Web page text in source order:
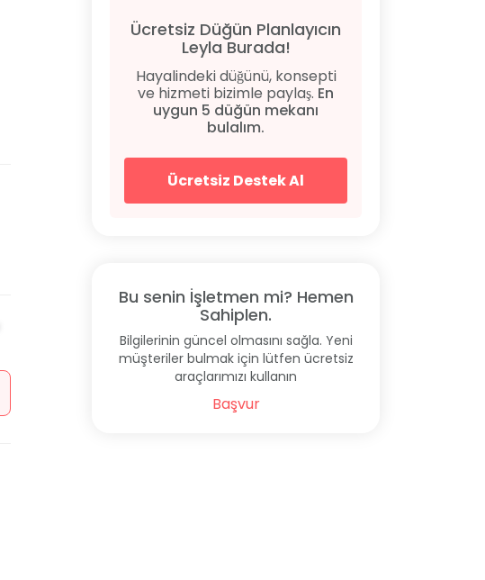
Ücretsiz Düğün Planlayıcın
Leyla Burada!
Hayalindeki düğünü, konsepti
ve hizmeti bizimle paylaş. En
uygun 5 düğün mekanı
bulalım.
Ücretsiz Destek Al
Bu senin İşletmen mi? Hemen
Sahiplen.
Bilgilerinin güncel olmasını sağla. Yeni
müşteriler bulmak için lütfen ücretsiz
araçlarımızı kullanın
Başvur